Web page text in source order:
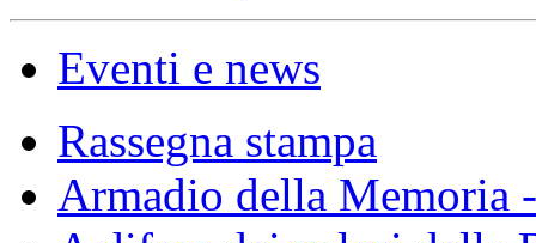
Eventi e news
Rassegna stampa
Armadio della Memoria